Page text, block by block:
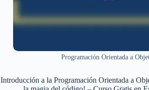
Programación Orientada a
Introducción a la Programación Orientada a